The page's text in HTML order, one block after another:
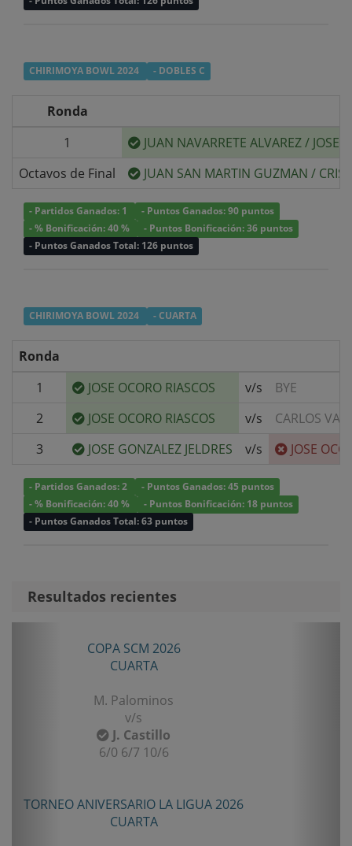
CHIRIMOYA BOWL 2024 - DOBLES C
Ronda
1
JUAN NAVARRETE ALVAREZ/ JOSE
Octavos de Final
JUAN SAN MARTIN GUZMAN /
- Partidos Ganados: 1
- Puntos Ganados: 90 puntos
- % Bonificación: 40 %
- Puntos Bonificación: 36 puntos
- Puntos Ganados Total: 126 puntos
CHIRIMOYA BOWL 2024 - CUARTA
Ronda
1
JOSE OCORO RIASCOS v/s
BYE
2
JOSE OCORO RIASCOS v/s
CARLOS
3
JOSE GONZALEZ JELDRES v/s JOSE
- Partidos Ganados: 2
- Puntos Ganados: 45 puntos
- % Bonificación: 40 %
- Puntos Bonificación: 18 puntos
- Puntos Ganados Total: 63 puntos
Resultados recientes
TORNEO ANIVERSARIO LA LIGUA 2026
SENIOR TERCERA
B. Castillo
F. Gomez
6/2 7/5
TORNEO TENIS TOUR QUINTA 2026
PRIMERA